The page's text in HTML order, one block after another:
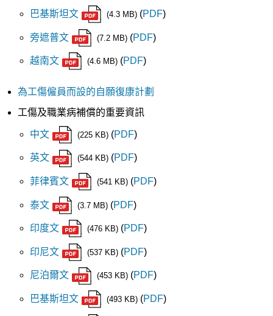
巴基斯坦文 (4.3 MB) (PDF)
旁遮普文 (7.2 MB) (PDF)
越南文 (4.6 MB) (PDF)
為工傷僱員而設的自願復康計劃
工傷及職業病補償的重要資訊
中文 (225 KB)(PDF)
英文 (544 KB)(PDF)
菲律賓文 (541 KB)(PDF)
泰文 (3.7 MB) (PDF)
印度文 (476 KB)(PDF)
印尼文 (537 KB)(PDF)
尼泊爾文 (453 KB)(PDF)
巴基斯坦文 (493 KB)(PDF)